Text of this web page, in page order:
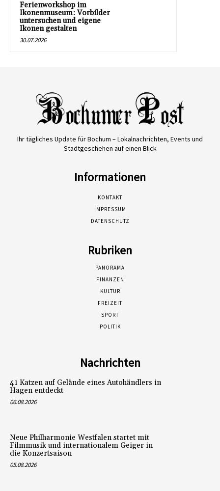
Ferienworkshop im
Ikonenmuseum: Vorbilder
untersuchen und eigene
Ikonen gestalten
30.07.2026
Ihr tägliches Update für Bochum – Lokalnachrichten, Events und
Stadtgeschehen auf einen Blick
Informationen
KONTAKT
IMPRESSUM
DATENSCHUTZ
Rubriken
PANORAMA
FINANZEN
KULTUR
FREIZEIT
SPORT
POLITIK
Nachrichten
41 Katzen auf Gelände eines Autohändlers in
Hagen entdeckt
06.08.2026
Neue Philharmonie Westfalen startet mit
Filmmusik und internationalem Geiger in
die Konzertsaison
05.08.2026